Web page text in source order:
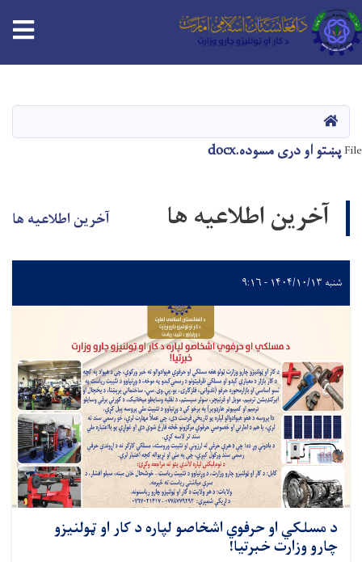
HOME
Fileپښتو او دری مسوده.docx
آخرین اطلاعیه ها آخرین اطلاعیه ها
شنبه ۱۴۰۴/۱۰/۱۳ - ۹:۱۶
د مسلکي او حرفوي اشخاصو لپاره د کار او ټولنیزو
چارو وزارت خبرتیا!